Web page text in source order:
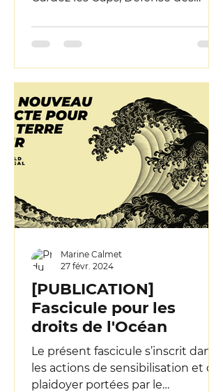
ont déposé ce mardi...
[PUBLICATION]
Fascicule pour les
droits de l'Océan
Le présent fascicule s’inscrit dans
les actions de sensibilisation et de
plaidoyer portées par le
Marine Calmet
27 févr. 2024